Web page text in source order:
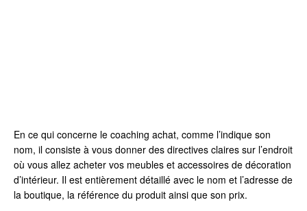
En ce qui concerne le coaching achat, comme l’indique son
nom, il consiste à vous donner des directives claires sur l’endroit
où vous allez acheter vos meubles et accessoires de décoration
d’intérieur. Il est entièrement détaillé avec le nom et l’adresse de
la boutique, la référence du produit ainsi que son prix.